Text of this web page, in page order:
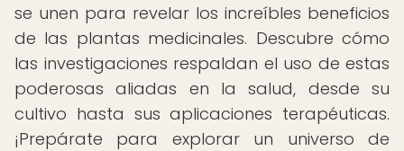
se unen para revelar los increíbles beneficios
de las plantas medicinales. Descubre cómo
las investigaciones respaldan el uso de estas
poderosas aliadas en la salud, desde su
cultivo hasta sus aplicaciones terapéuticas.
¡Prepárate para explorar un universo de